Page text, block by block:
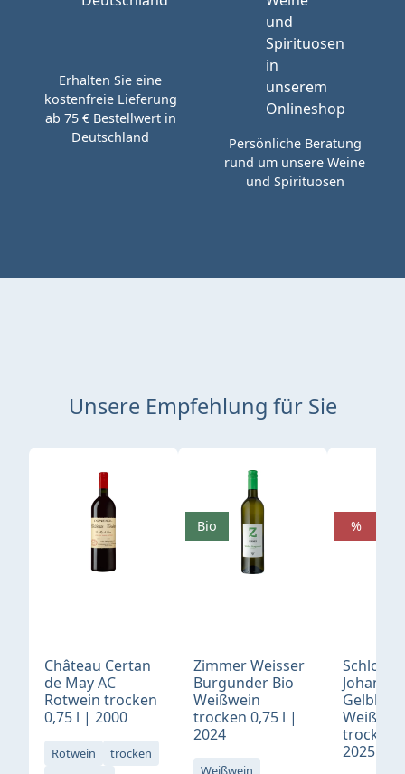
Erhalten Sie eine
kostenfreie Lieferung
ab 75 € Bestellwert in
Deutschland
Persönliche Beratung
rund um unsere Weine
und Spirituosen
Unsere Empfehlung für Sie
Produktgalerie überspringen
Château Certan
de May AC
Rotwein trocken
0,75 l | 2000
Rotwein
trocken
Zimmer Weisser
Burgunder Bio
Weißwein
trocken 0,75 l |
2024
Bio
Schloß
Gelblack
trocken
2025
%